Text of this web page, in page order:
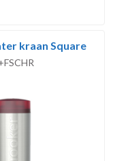
kraan Square